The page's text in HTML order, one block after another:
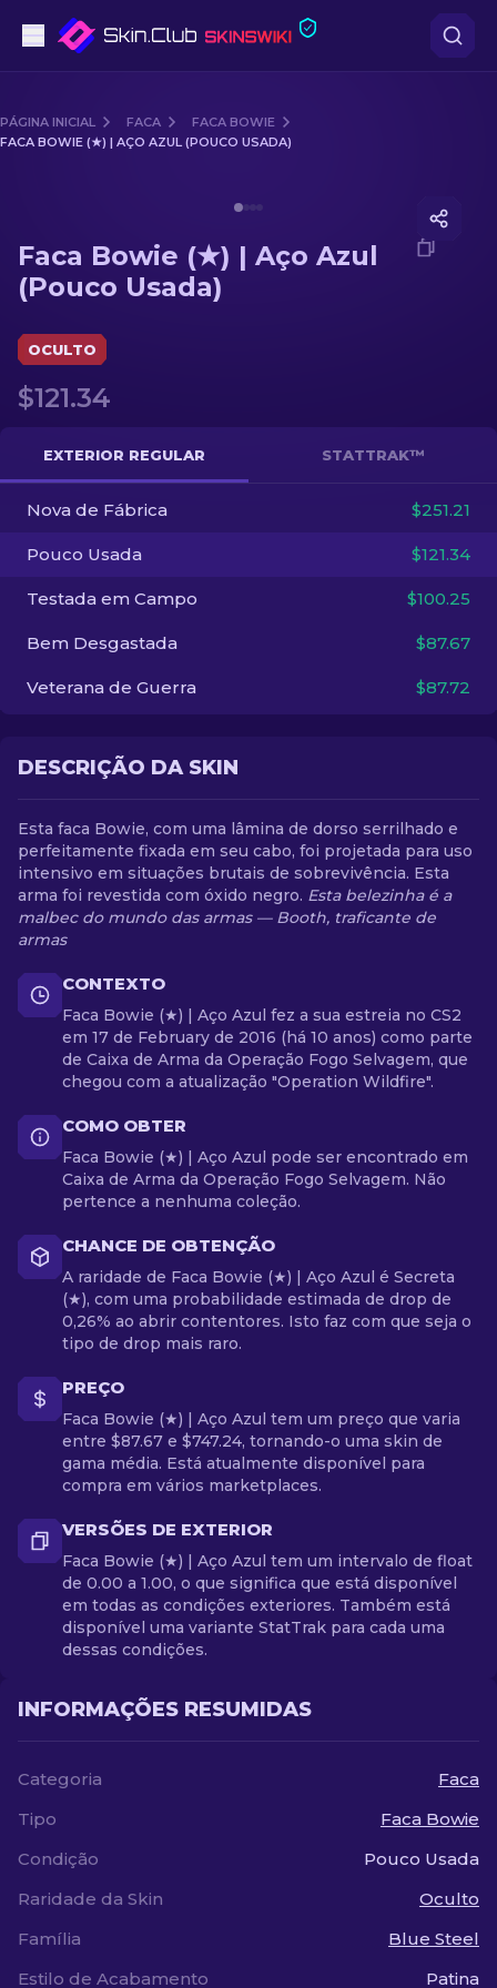
Nível intermédio
Rifles de Precisão
Luvas
Outro
PT-BR
PÁGINA INICIAL FACA
FACA BOWIE
FACA BOWIE (★) | AÇO AZUL (POUCO USADA)
Faca Bowie (★) | Aço Azul
(Pouco Usada)
OCULTO
$121.34
EXTERIOR REGULAR STATTRAK™
Nova de Fábrica $251.21
Pouco Usada $121.34
Testada em Campo $100.25
Bem Desgastada $87.67
Veterana de Guerra $87.72
DESCRIÇÃO DA SKIN
Esta faca Bowie, com uma lâmina de dorso serrilhado e
perfeitamente fixada em seu cabo, foi projetada para uso
intensivo em situações brutais de sobrevivência. Esta
arma foi revestida com óxido negro. Esta belezinha é a
malbec do mundo das armas — Booth, traficante de
armas
CONTEXTO
Faca Bowie (★) | Aço Azul fez a sua estreia no CS2
em 17 de February de 2016 (há 10 anos) como parte
de Caixa de Arma da Operação Fogo Selvagem, que
chegou com a atualização "Operation Wildfire".
COMO OBTER
Faca Bowie (★) | Aço Azul pode ser encontrado em
Caixa de Arma da Operação Fogo Selvagem. Não
pertence a nenhuma coleção.
CHANCE DE OBTENÇÃO
A raridade de Faca Bowie (★) | Aço Azul é Secreta
(★), com uma probabilidade estimada de drop de
0,26% ao abrir contentores. Isto faz com que seja o
tipo de drop mais raro.
PREÇO
Faca Bowie (★) | Aço Azul tem um preço que varia
entre $87.67 e $747.24, tornando-o uma skin de
gama média. Está atualmente disponível para
compra em vários marketplaces.
VERSÕES DE EXTERIOR
Faca Bowie (★) | Aço Azul tem um intervalo de float
de 0.00 a 1.00, o que significa que está disponível
em todas as condições exteriores. Também está
disponível uma variante StatTrak para cada uma
dessas condições.
INFORMAÇÕES RESUMIDAS
Categoria
Faca
Tipo
Faca Bowie
Condição
Pouco Usada
Raridade da Skin
Oculto
Família
Blue Steel
Estilo de Acabamento
Patina